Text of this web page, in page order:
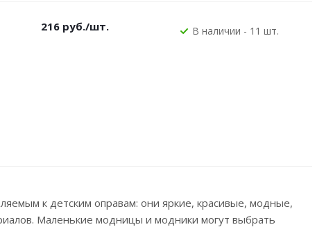
216руб./шт. В наличии - 11 шт.
к детским оправам: они яркие, красивые, модные,
Маленькие модницы и модники могут выбрать